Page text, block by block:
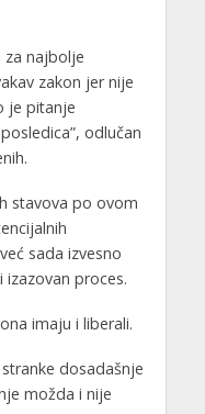
za najbolje
zakon jer nije
je pitanje
odlučan
stavova po ovom
sada izvesno
proces.
imaju i liberali.
dosadašnje
možda i nije